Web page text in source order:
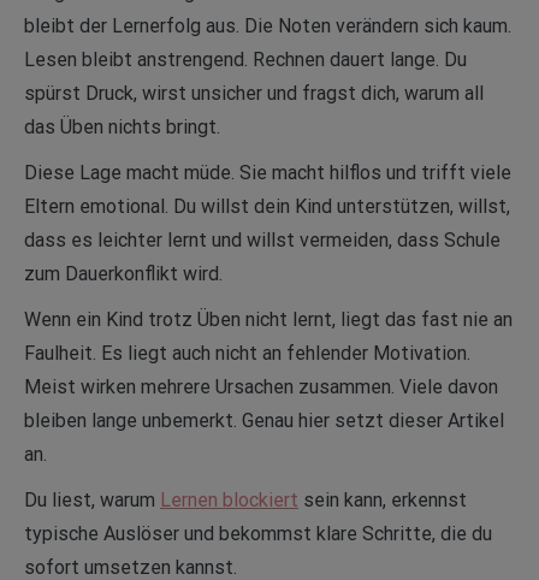
bleibt der Lernerfolg aus. Die Noten verändern sich kaum.
Lesen bleibt anstrengend. Rechnen dauert lange. Du
spürst Druck, wirst unsicher und fragst dich, warum all
das Üben nichts bringt.
Diese Lage macht müde. Sie macht hilflos und trifft viele
Eltern emotional. Du willst dein Kind unterstützen, willst,
dass es leichter lernt und willst vermeiden, dass Schule
zum Dauerkonflikt wird.
Wenn ein Kind trotz Üben nicht lernt, liegt das fast nie an
Faulheit. Es liegt auch nicht an fehlender Motivation.
Meist wirken mehrere Ursachen zusammen. Viele davon
bleiben lange unbemerkt. Genau hier setzt dieser Artikel
an.
Du liest, warum Lernen blockiert sein kann, erkennst
typische Auslöser und bekommst klare Schritte, die du
sofort umsetzen kannst.